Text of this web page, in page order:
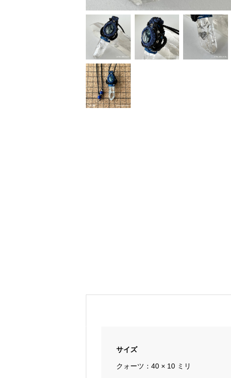
サイズ
クォーツ：40 × 10 ミリ